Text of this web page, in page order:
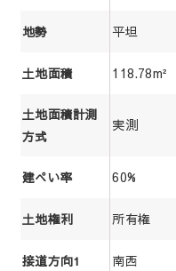
地勢 平坦
土地面積 118.78m²
土地面積計測
方式
実測
建ぺい率 60%
土地権利 所有権
接道方向1 南西